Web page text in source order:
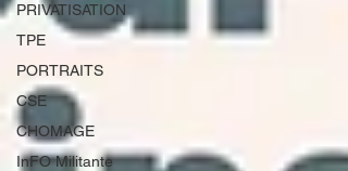
PRIVATISATION
TPE
PORTRAITS
CSE
CHOMAGE
InFO Militante